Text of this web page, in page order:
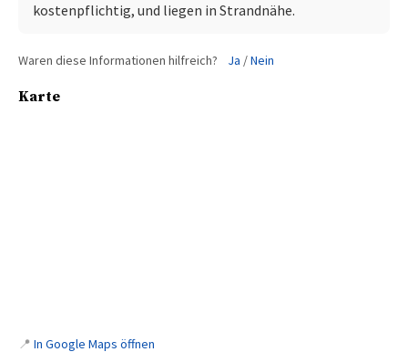
kostenpflichtig, und liegen in Strandnähe.
Waren diese Informationen hilfreich? Ja /Nein
Karte
📍 In Google Maps öffnen